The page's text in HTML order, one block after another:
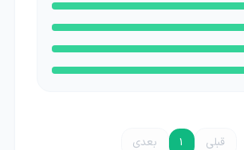
قبلی 1 بعدی